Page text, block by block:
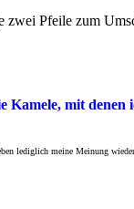
Pfeile zum
Kamele, mit denen
lediglich meine Meinung